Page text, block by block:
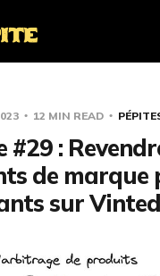
12 MIN READ
#29 :
de marque
sur Vinted